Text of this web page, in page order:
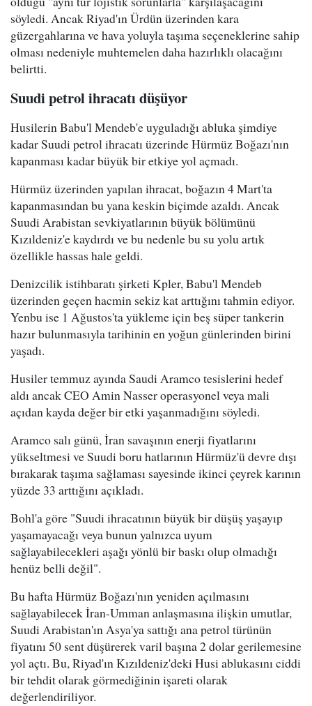
söyledi. Ancak Riyad'ın Ürdün üzerinden kara
güzergahlarına ve hava yoluyla taşıma seçeneklerine sahip
olması nedeniyle muhtemelen daha hazırlıklı olacağını
belirtti.
Suudi petrol ihracatı düşüyor
Husilerin Babu'l Mendeb'e uyguladığı abluka şimdiye
kadar Suudi petrol ihracatı üzerinde Hürmüz Boğazı'nın
kapanması kadar büyük bir etkiye yol açmadı.
Hürmüz üzerinden yapılan ihracat, boğazın 4 Mart'ta
kapanmasından bu yana keskin biçimde azaldı. Ancak
Suudi Arabistan sevkiyatlarının büyük bölümünü
Kızıldeniz'e kaydırdı ve bu nedenle bu su yolu artık
özellikle hassas hale geldi.
Denizcilik istihbaratı şirketi Kpler, Babu'l Mendeb
üzerinden geçen hacmin sekiz kat arttığını tahmin ediyor.
Yenbu ise 1 Ağustos'ta yükleme için beş süper tankerin
hazır bulunmasıyla tarihinin en yoğun günlerinden birini
yaşadı.
Husiler temmuz ayında Saudi Aramco tesislerini hedef
aldı ancak CEO Amin Nasser operasyonel veya mali
açıdan kayda değer bir etki yaşanmadığını söyledi.
Aramco salı günü, İran savaşının enerji fiyatlarını
yükseltmesi ve Suudi boru hatlarının Hürmüz'ü devre dışı
bırakarak taşıma sağlaması sayesinde ikinci çeyrek karının
yüzde 33 arttığını açıkladı.
Bohl'a göre "Suudi ihracatının büyük bir düşüş yaşayıp
yaşamayacağı veya bunun yalnızca uyum
sağlayabilecekleri aşağı yönlü bir baskı olup olmadığı
henüz belli değil".
Bu hafta Hürmüz Boğazı'nın yeniden açılmasını
sağlayabilecek İran-Umman anlaşmasına ilişkin umutlar,
Suudi Arabistan'ın Asya'ya sattığı ana petrol türünün
fiyatını 50 sent düşürerek varil başına 2 dolar gerilemesine
yol açtı. Bu, Riyad'ın Kızıldeniz'deki Husi ablukasını ciddi
bir tehdit olarak görmediğinin işareti olarak
değerlendiriliyor.